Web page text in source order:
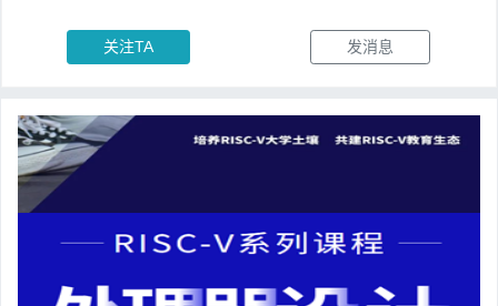
关注TA 发消息